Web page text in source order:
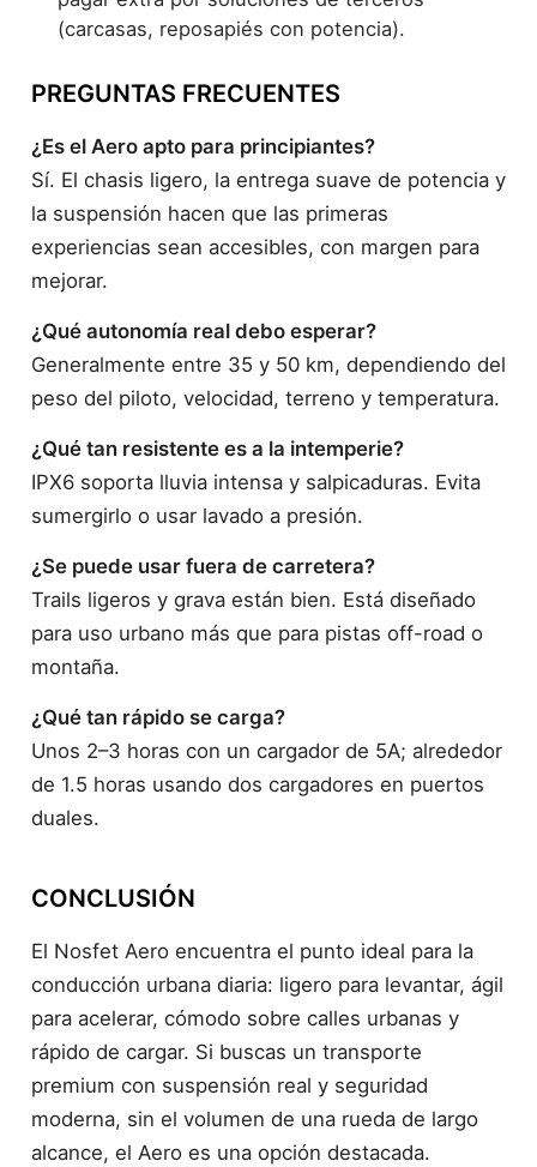
(carcasas, reposapiés con potencia).
PREGUNTAS FRECUENTES
¿Es el Aero apto para principiantes?
Sí. El chasis ligero, la entrega suave de potencia y
la suspensión hacen que las primeras
experiencias sean accesibles, con margen para
mejorar.
¿Qué autonomía real debo esperar?
Generalmente entre 35 y 50 km, dependiendo del
peso del piloto, velocidad, terreno y temperatura.
¿Qué tan resistente es a la intemperie?
IPX6 soporta lluvia intensa y salpicaduras. Evita
sumergirlo o usar lavado a presión.
¿Se puede usar fuera de carretera?
Trails ligeros y grava están bien. Está diseñado
para uso urbano más que para pistas off-road o
montaña.
¿Qué tan rápido se carga?
Unos 2–3 horas con un cargador de 5A; alrededor
de 1.5 horas usando dos cargadores en puertos
duales.
CONCLUSIÓN
El Nosfet Aero encuentra el punto ideal para la
conducción urbana diaria: ligero para levantar, ágil
para acelerar, cómodo sobre calles urbanas y
rápido de cargar. Si buscas un transporte
premium con suspensión real y seguridad
moderna, sin el volumen de una rueda de largo
alcance, el Aero es una opción destacada.